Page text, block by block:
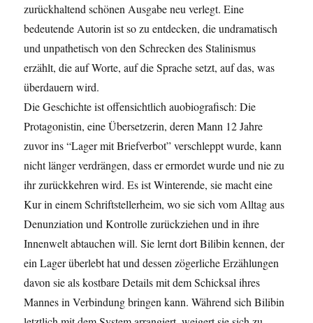
zurückhaltend schönen Ausgabe neu verlegt. Eine
bedeutende Autorin ist so zu entdecken, die undramatisch
und unpathetisch von den Schrecken des Stalinismus
erzählt, die auf Worte, auf die Sprache setzt, auf das, was
überdauern wird.
Die Geschichte ist offensichtlich auobiografisch: Die
Protagonistin, eine Übersetzerin, deren Mann 12 Jahre
zuvor ins “Lager mit Briefverbot” verschleppt wurde, kann
nicht länger verdrängen, dass er ermordet wurde und nie zu
ihr zurückkehren wird. Es ist Winterende, sie macht eine
Kur in einem Schriftstellerheim, wo sie sich vom Alltag aus
Denunziation und Kontrolle zurückziehen und in ihre
Innenwelt abtauchen will. Sie lernt dort Bilibin kennen, der
ein Lager überlebt hat und dessen zögerliche Erzählungen
davon sie als kostbare Details mit dem Schicksal ihres
Mannes in Verbindung bringen kann. Während sich Bilibin